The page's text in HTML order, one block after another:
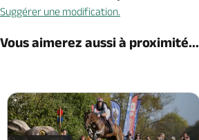
Suggérer une modification.
Vous aimerez aussi à proximité...